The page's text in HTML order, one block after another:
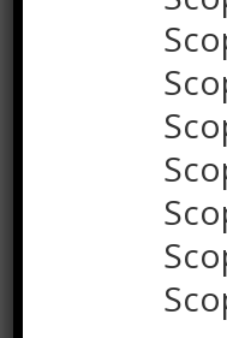
accessibili
L’uso del Sito
responsabilità
espressamente
responsabilità
indiretti
8. Modifiche
Steb.it si riserva
presenti Termini
momento. Gli
consultare